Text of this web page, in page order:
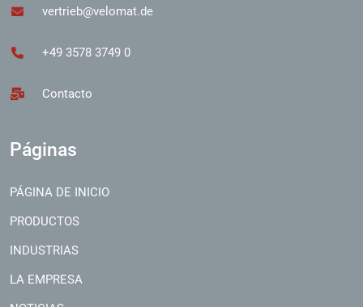
vertrieb@velomat.de
+49 3578 3749 0
Contacto
Páginas
PÁGINA DE INICIO
PRODUCTOS
INDUSTRIAS
LA EMPRESA